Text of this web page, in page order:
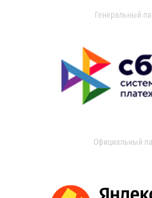
Генеральный
Официальный